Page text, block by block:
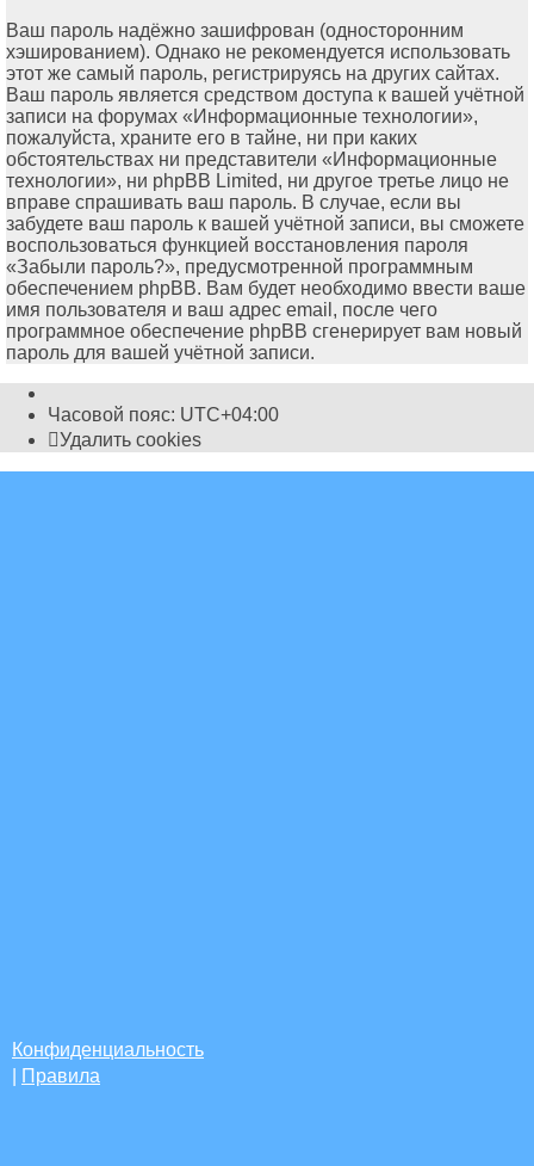
Ваш пароль надёжно зашифрован (односторонним
хэшированием). Однако не рекомендуется использовать
этот же самый пароль, регистрируясь на других сайтах.
Ваш пароль является средством доступа к вашей учётной
записи на форумах «Информационные технологии»,
пожалуйста, храните его в тайне, ни при каких
обстоятельствах ни представители «Информационные
технологии», ни phpBB Limited, ни другое третье лицо не
вправе спрашивать ваш пароль. В случае, если вы
забудете ваш пароль к вашей учётной записи, вы сможете
воспользоваться функцией восстановления пароля
«Забыли пароль?», предусмотренной программным
обеспечением phpBB. Вам будет необходимо ввести ваше
имя пользователя и ваш адрес email, после чего
программное обеспечение phpBB сгенерирует вам новый
пароль для вашей учётной записи.
Часовой пояс: UTC+04:00
Удалить cookies
Конфиденциальность
Правила